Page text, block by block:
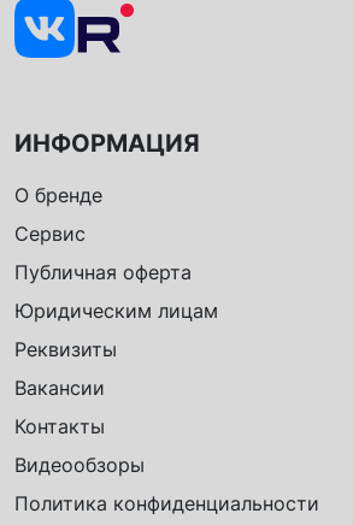
ИНФОРМАЦИЯ
О бренде
Сервис
Публичная оферта
Юридическим лицам
Реквизиты
Вакансии
Контакты
Видеообзоры
Политика конфиденциальности